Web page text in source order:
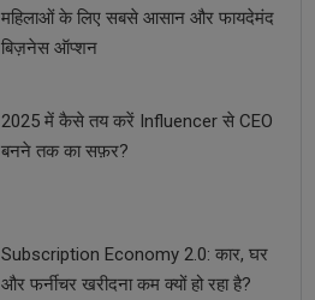
महिलाओं के लिए सबसे आसान और फायदेमंद
बिज़नेस ऑप्शन
2025 में कैसे तय करें Influencer से CEO
बनने तक का सफ़र?
Subscription Economy 2.0: कार, घर
और फर्नीचर खरीदना कम क्यों हो रहा है?